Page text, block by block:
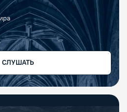
СЛУШАТЬ